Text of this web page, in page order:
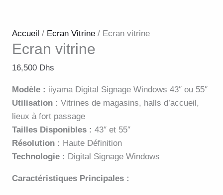
Accueil / Ecran Vitrine / Ecran vitrine
Ecran vitrine
16,500 Dhs
Modèle : iiyama Digital Signage Windows 43″ ou 55″
Utilisation : Vitrines de magasins, halls d’accueil,
lieux à fort passage
Tailles Disponibles : 43″ et 55″
Résolution : Haute Définition
Technologie : Digital Signage Windows
Caractéristiques Principales :